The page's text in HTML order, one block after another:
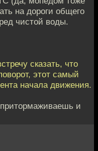
на дороги общего
чистой воды.
сказать, что
этот самый
начала движения.
и